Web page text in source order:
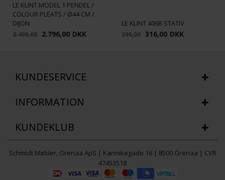
LE KLINT MODEL 1 PENDEL /
COLOUR PLEATS / Ø44 CM /
DIJON
3.495,00 2.796,00 DKK
LE KLINT 406B STATIV
395,00 316,00 DKK
KUNDESERVICE
INFORMATION
KUNDEKLUB
Schmidt Møbler, Grenaa ApS | Kannikegade 16 | 8500 Grenaa | CVR
47453518